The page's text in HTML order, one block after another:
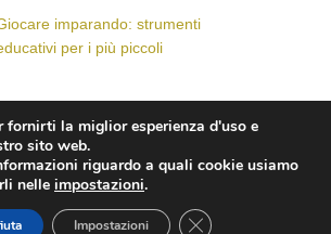
imparando: strumenti
per i più piccoli
Paese dei Bambini che Sorridono
fornirti la miglior esperienza d'uso e
sito web.
riguardo a quali cookie usiamo
nelle impostazioni.
Impostazioni CLOSE GDPR